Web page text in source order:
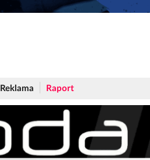
Reklama Raport